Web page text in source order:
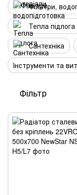
Фільтри,
Тепла підлога
Сантехніка
Інструменти та
Фільтр